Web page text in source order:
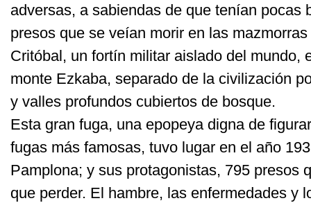
adversas, a sabiendas de que tenían
presos que se veían morir en las
Critóbal, un fortín militar aislado del mundo,
monte Ezkaba, separado de la civilización
y valles profundos cubiertos de bosque.
Esta gran fuga, una epopeya digna de
fugas más famosas, tuvo lugar en el año
Pamplona; y sus protagonistas, 795 presos
que perder. El hambre, las enfermedades y